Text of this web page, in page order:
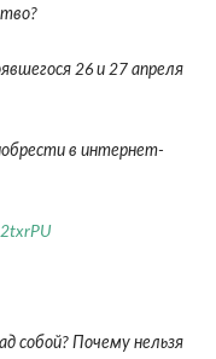
26 и 27 апреля
в интернет-
собой? Почему нельзя